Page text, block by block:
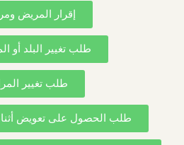
إقرار المريض
طلب تغيير البلد أو
طلب تغيير
طلب الحصول على تعويض